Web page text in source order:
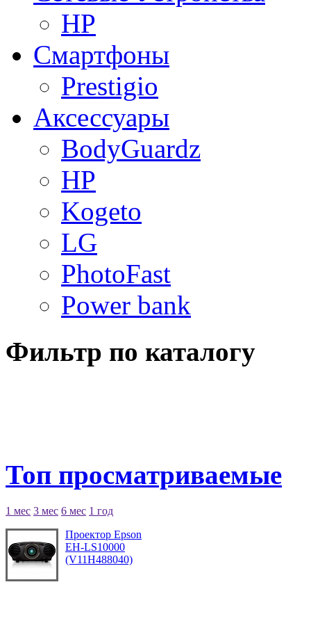
HP
Смартфоны
Prestigio
Аксессуары
BodyGuardz
HP
Kogeto
LG
PhotoFast
Power bank
Фильтр по каталогу
Топ просматриваемые
1 мес 3 мес 6 мес 1 год
Проектор Epson
EH-LS10000
(V11H488040)